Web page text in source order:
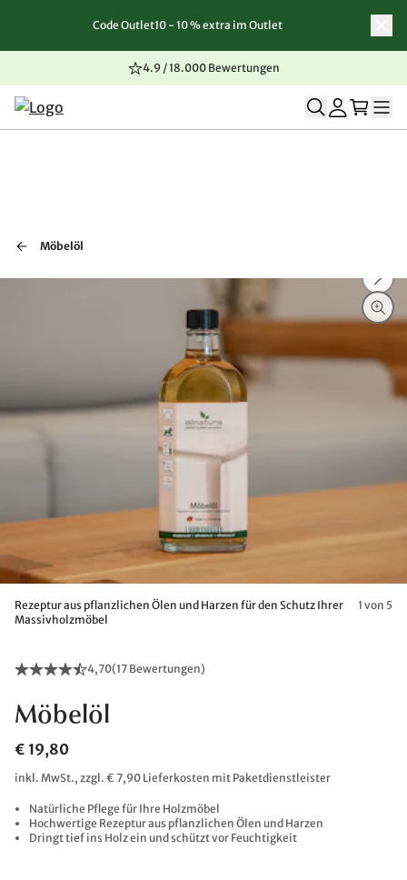
Zum Inhalt springen
Zur Navigation springen
Zum Seitenende springen
Code Outlet10 - 10 % extra im Outlet
4.9 / 18.000 Bewertungen
Möbelöl
Rezeptur aus pflanzlichen Ölen und Harzen für den Schutz Ihrer
Massivholzmöbel
1 von 5
4,70(17 Bewertungen)
Möbelöl
€ 19,80
inkl. MwSt., zzgl. € 7,90 Lieferkosten mit Paketdienstleister
Natürliche Pflege für Ihre Holzmöbel
Hochwertige Rezeptur aus pflanzlichen Ölen und Harzen
Dringt tief ins Holz ein und schützt vor Feuchtigkeit